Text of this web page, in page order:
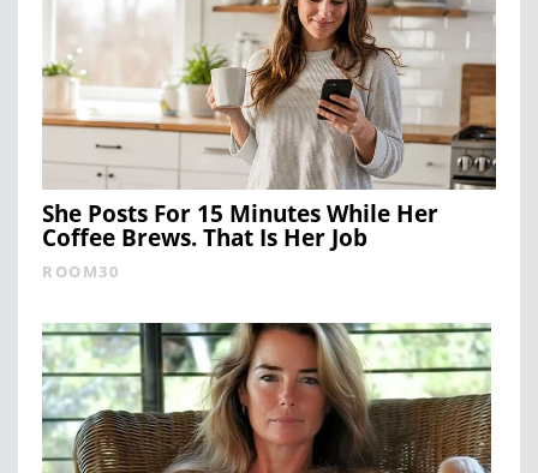
She Posts For 15 Minutes While Her
Coffee Brews. That Is Her Job
ROOM30